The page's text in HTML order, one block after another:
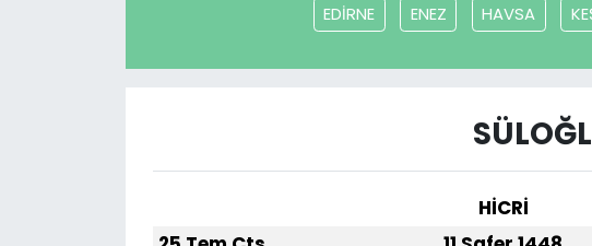
EDİRNE ENEZ HAVSA
HİCRİ